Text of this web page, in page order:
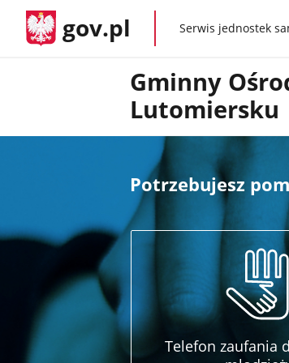
gov.pl gov.plSerwis jednostek
Gminny
Lutomiersku
Potrzebujesz
Telefon zaufania